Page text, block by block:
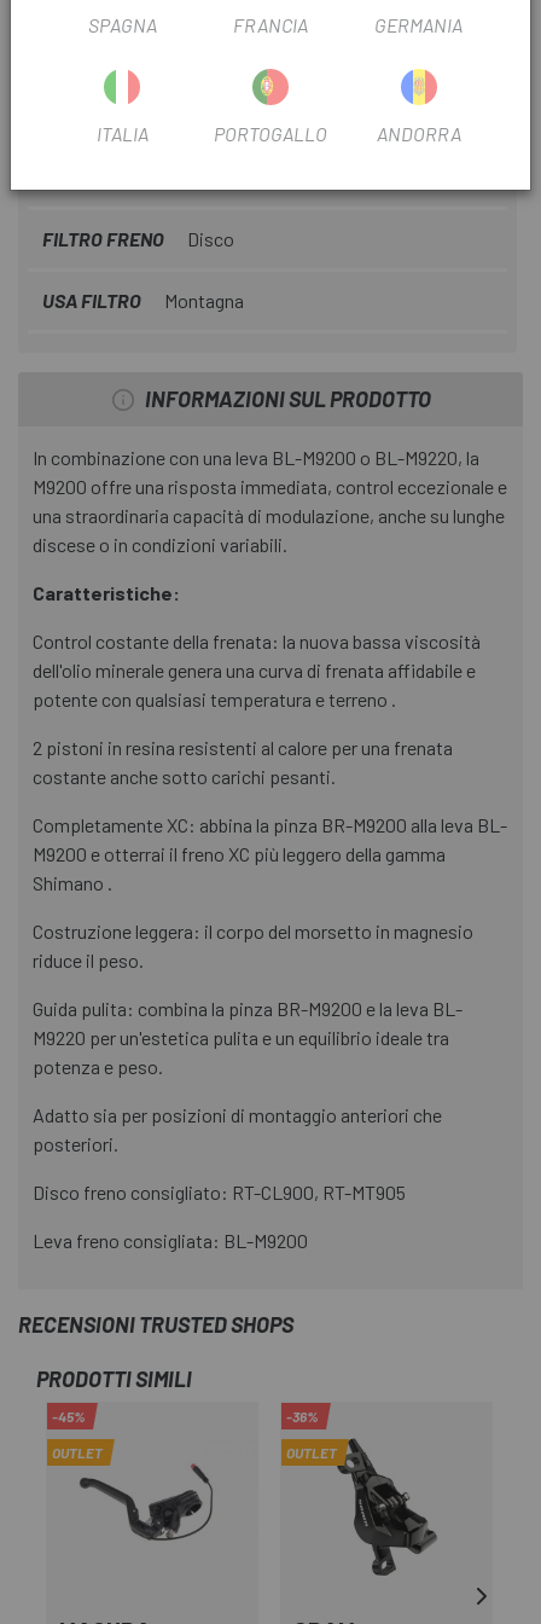
INFORMAZIONI SU PINZA FRENO A 2 PISTONCINI
SHIMANO XTR BR-M9200
FILTRO FRENO Disco
USA FILTRO Montagna
INFORMAZIONI SUL PRODOTTO
In combinazione con una leva BL-M9200 o BL-M9220, la
M9200 offre una risposta immediata, control eccezionale e
una straordinaria capacità di modulazione, anche su lunghe
discese o in condizioni variabili.
Caratteristiche:
Control costante della frenata: la nuova bassa viscosità
dell'olio minerale genera una curva di frenata affidabile e
potente con qualsiasi temperatura e terreno .
2 pistoni in resina resistenti al calore per una frenata
costante anche sotto carichi pesanti.
Completamente XC: abbina la pinza BR-M9200 alla leva BL-
M9200 e otterrai il freno XC più leggero della gamma
Shimano .
Costruzione leggera: il corpo del morsetto in magnesio
riduce il peso.
Guida pulita: combina la pinza BR-M9200 e la leva BL-
M9220 per un'estetica pulita e un equilibrio ideale tra
potenza e peso.
Adatto sia per posizioni di montaggio anteriori che
posteriori.
Disco freno consigliato: RT-CL900, RT-MT905
Leva freno consigliata: BL-M9200
RECENSIONI TRUSTED SHOPS
PRODOTTI SIMILI
-45%
OUTLET
-36%
OUTLET
SPAGNA FRANCIA GERMANIA
ITALIA PORTOGALLO ANDORRA